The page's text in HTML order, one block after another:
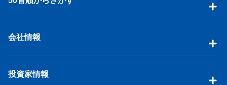
会社情報
投資家情報